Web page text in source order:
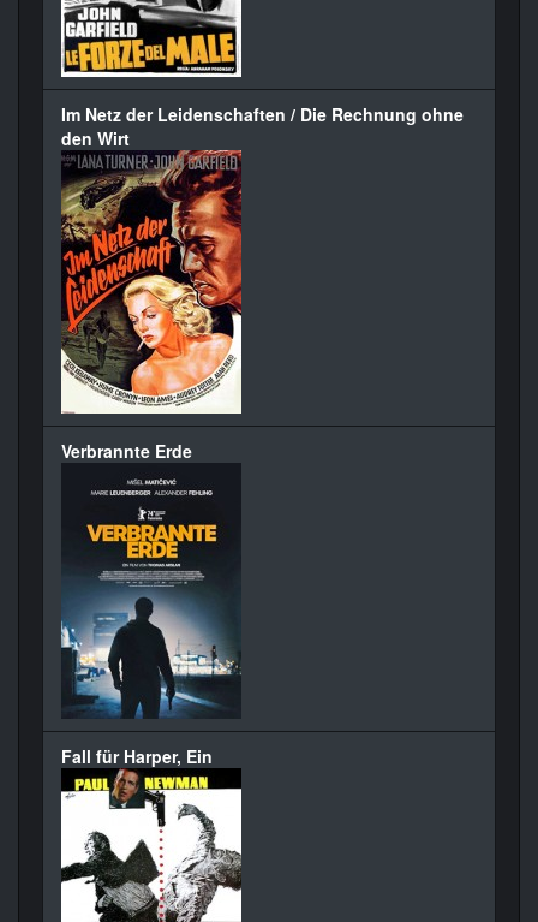
Im Netz der Leidenschaften / Die Rechnung ohne
den Wirt
Verbrannte Erde
Fall für Harper, Ein